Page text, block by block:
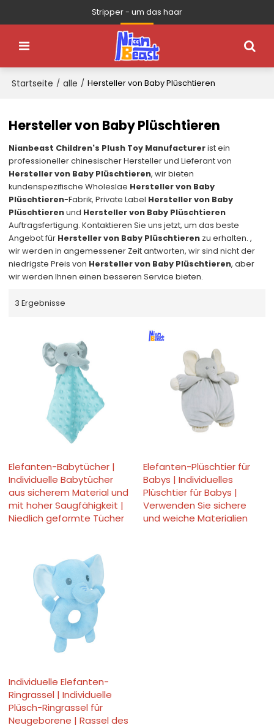
Stripper - um das haar
Startseite / alle / Hersteller von Baby Plüschtieren
Hersteller von Baby Plüschtieren
Nianbeast Children's Plush Toy Manufacturerist ein
professioneller chinesischer Hersteller und Lieferant von
Hersteller von Baby Plüschtieren, wir bieten
kundenspezifische Wholeslae Hersteller von Baby
Plüschtieren-Fabrik, Private Label Hersteller von Baby
Plüschtierenund Hersteller von Baby Plüschtieren
Auftragsfertigung. Kontaktieren Sie uns jetzt, um das beste
Angebot für Hersteller von Baby Plüschtieren zu erhalten. ,
wir werden in angemessener Zeit antworten, wir sind nicht der
niedrigste Preis von Hersteller von Baby Plüschtieren, aber
wir werden Ihnen einen besseren Service bieten.
3 Ergebnisse
Elefanten-Babytücher |
Individuelle Babytücher
aus sicherem Material und
mit hoher Saugfähigkeit |
Niedlich geformte Tücher
Elefanten-Plüschtier für
Babys | Individuelles
Plüschtier für Babys |
Verwenden Sie sichere
und weiche Materialien
Individuelle Elefanten-
Ringrassel | Individuelle
Plüsch-Ringrassel für
Neugeborene | Rassel des